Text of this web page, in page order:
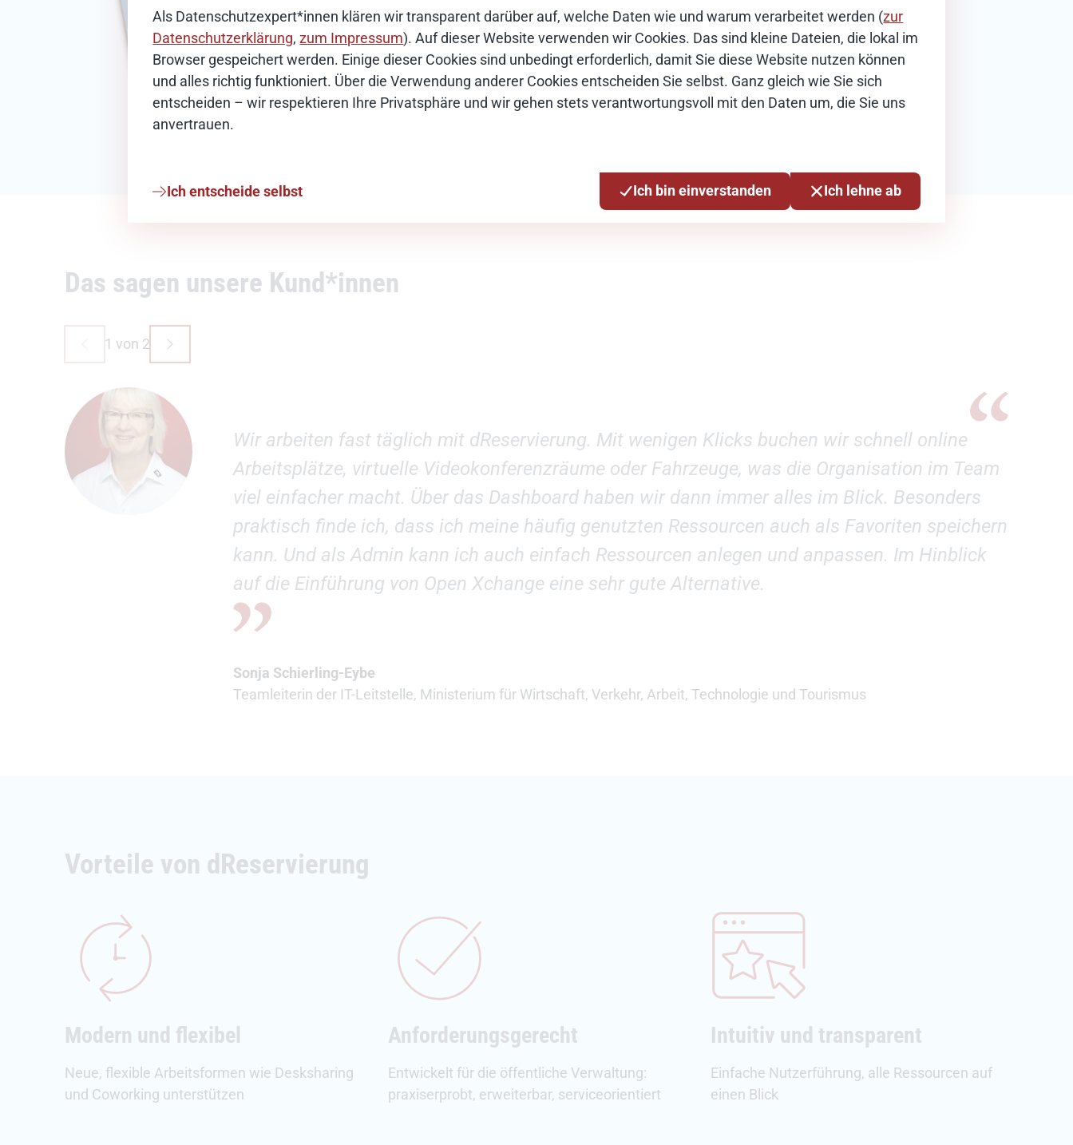
Als Datenschutzexpert*innen klären wir transparent darüber auf, welche Daten wie und warum verarbeitet werden (zur
Datenschutzerklärung,zum Impressum). Auf dieser Website verwenden wir Cookies. Das sind kleine Dateien, die lokal im
Browser gespeichert werden. Einige dieser Cookies sind unbedingt erforderlich, damit Sie diese Website nutzen können
und alles richtig funktioniert. Über die Verwendung anderer Cookies entscheiden Sie selbst. Ganz gleich wie Sie sich
entscheiden – wir respektieren Ihre Privatsphäre und wir gehen stets verantwortungsvoll mit den Daten um, die Sie uns
anvertrauen.
Ich entscheide selbst Ich bin einverstanden Ich lehne ab
Das sagen unsere Kund*innen
1 von 2
Wir arbeiten fast täglich mit dReservierung. Mit wenigen Klicks buchen wir schnell online
Arbeitsplätze, virtuelle Videokonferenzräume oder Fahrzeuge, was die Organisation im Team
viel einfacher macht. Über das Dashboard haben wir dann immer alles im Blick. Besonders
praktisch finde ich, dass ich meine häufig genutzten Ressourcen auch als Favoriten speichern
kann. Und als Admin kann ich auch einfach Ressourcen anlegen und anpassen. Im Hinblick
auf die Einführung von Open Xchange eine sehr gute Alternative.
Sonja Schierling-Eybe
Teamleiterin der IT-Leitstelle, Ministerium für Wirtschaft, Verkehr, Arbeit, Technologie und Tourismus
Vorteile von dReservierung
Modern und flexibel
Neue, flexible Arbeitsformen wie Desksharing
und Coworking unterstützen
Anforderungsgerecht
Entwickelt für die öffentliche Verwaltung:
praxiserprobt, erweiterbar, serviceorientiert
Intuitiv und transparent
Einfache Nutzerführung, alle Ressourcen auf
einen Blick